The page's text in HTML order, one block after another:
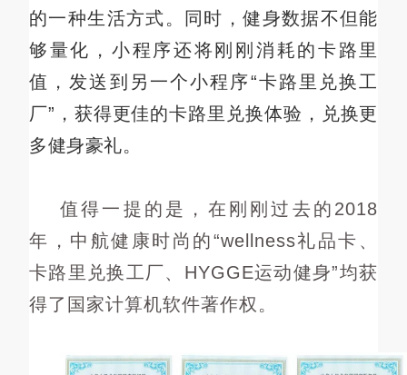
的一种生活方式。同时，健身数据不但能
够量化，小程序还将刚刚消耗的卡路里
值，发送到另一个小程序“卡路里兑换工
厂”，获得更佳的卡路里兑换体验，兑换更
多健身豪礼。
值得一提的是，在刚刚过去的2018
年，中航健康时尚的“wellness礼品卡、
卡路里兑换工厂、HYGGE运动健身”均获
得了国家计算机软件著作权。